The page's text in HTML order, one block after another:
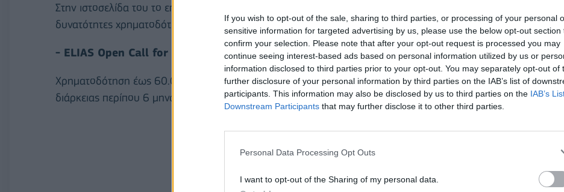
If you wish to opt-out of the sale, sharing to third parties, or processing of your personal
sensitive information for targeted advertising by us, please use the below opt-out section
confirm your selection. Please note that after your opt-out request is processed you may
continue seeing interest-based ads based on personal information utilized by us or
information disclosed to third parties prior to your opt-out. You may separately opt-out of
further disclosure of your personal information by third parties on the IAB’s list of
participants. This information may also be disclosed by us to third parties on the IAB’s
Downstream Participants that may further disclose it to other third parties.
Personal Data Processing Opt Outs
I want to opt-out of the Sharing of my personal data.
Στην ιστοσελίδα του το επιμελητήριο παρουσιάζει τρεις ανοιχτές προσκλήσεις με σημαντικές
δυνατότητες χρηματοδότησης:
- ELIAS Open Call for Sustainable AI
Χρηματοδότηση έως 60.000 ευρώ για ανάπτυξη αξιόπιστων και βιώσιμων λύσεων AI και για έργα
διάρκειας περίπου 6 μηνών.